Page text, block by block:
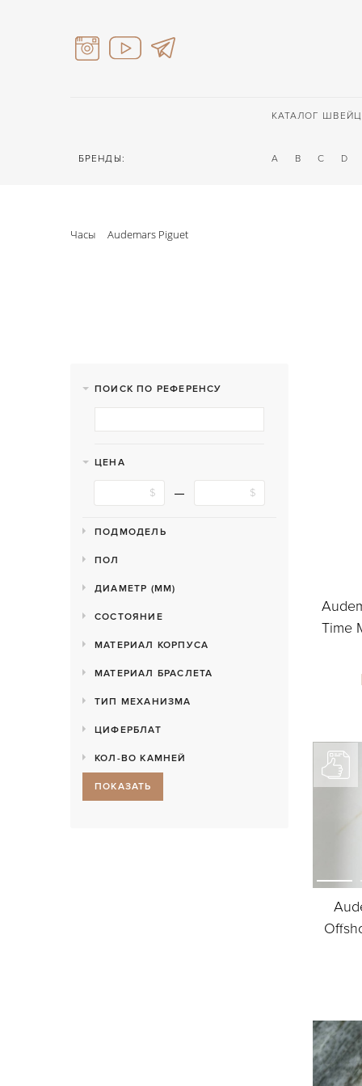
КАТАЛОГ
БРЕНДЫ: A B C D
Часы Audemars Piguet
ПОИСК ПО РЕФЕРЕНСУ
ЦЕНА
ПОДМОДЕЛЬ
ПОЛ
ДИАМЕТР (MM)
СОСТОЯНИЕ
МАТЕРИАЛ КОРПУСА
МАТЕРИАЛ БРАСЛЕТА
ТИП МЕХАНИЗМА
ЦИФЕРБЛАТ
КОЛ-ВО КАМНЕЙ
ПОКАЗАТЬ
Time